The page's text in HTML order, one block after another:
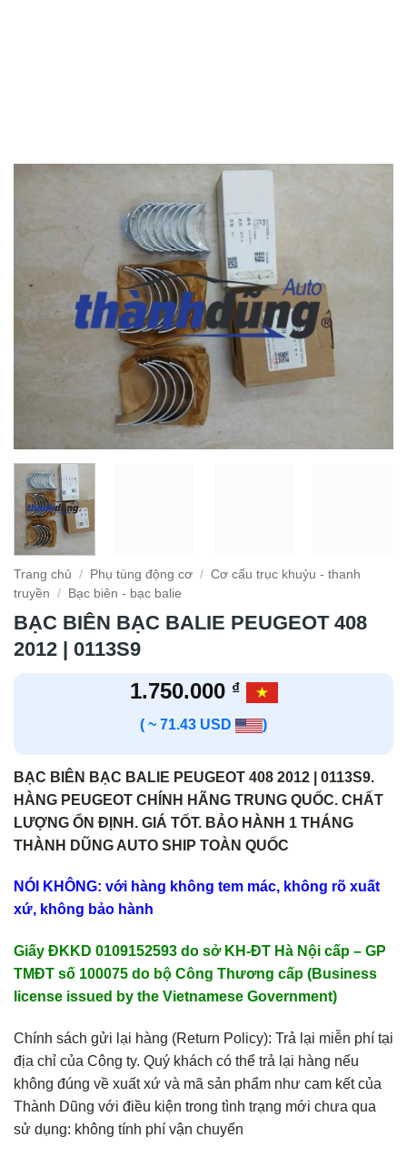
Trang chủ / Phụ tùng động cơ / Cơ cấu trục khuỷu - thanh
truyền
/ Bạc biên - bạc balie
BẠC BIÊN BẠC BALIE PEUGEOT 408
2012 | 0113S9
1.750.000 ₫
( ~ 71.43 USD )
BẠC BIÊN BẠC BALIE PEUGEOT 408 2012 | 0113S9.
HÀNG PEUGEOT CHÍNH HÃNG TRUNG QUỐC. CHẤT
LƯỢNG ỔN ĐỊNH. GIÁ TỐT. BẢO HÀNH 1 THÁNG
THÀNH DŨNG AUTO SHIP TOÀN QUỐC
NÓI KHÔNG: với hàng không tem mác, không rõ xuất
xứ, không bảo hành
Giấy ĐKKD 0109152593 do sở KH-ĐT Hà Nội cấp – GP
TMĐT số 100075 do bộ Công Thương cấp (Business
license issued by the Vietnamese Government)
Chính sách gửi lại hàng (Return Policy): Trả lại miễn phí tại
địa chỉ của Công ty. Quý khách có thể trả lại hàng nếu
không đúng về xuất xứ và mã sản phẩm như cam kết của
Thành Dũng với điều kiện trong tình trạng mới chưa qua
sử dụng: không tính phí vận chuyển